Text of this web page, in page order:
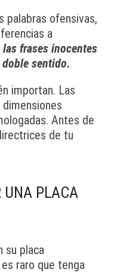
palabras ofensivas,
a
frases inocentes
sentido.
importan. Las
Antes de
de tu
UNA PLACA
su placa
raro que tenga